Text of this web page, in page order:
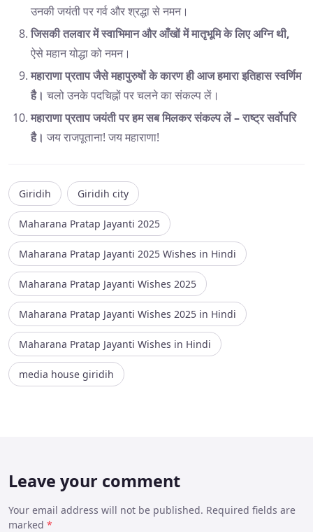
उनकी जयंती पर गर्व और श्रद्धा से नमन।
जिसकी तलवार में स्वाभिमान और आँखों में मातृभूमि के लिए अग्नि थी,
ऐसे महान योद्धा को नमन।
महाराणा प्रताप जैसे महापुरुषों के कारण ही आज हमारा इतिहास स्वर्णिम
है। चलो उनके पदचिह्नों पर चलने का संकल्प लें।
महाराणा प्रताप जयंती पर हम सब मिलकर संकल्प लें – राष्ट्र सर्वोपरि
है। जय राजपूताना! जय महाराणा!
Giridih Giridih city
Maharana Pratap Jayanti 2025
Maharana Pratap Jayanti 2025 Wishes in Hindi
Maharana Pratap Jayanti Wishes 2025
Maharana Pratap Jayanti Wishes 2025 in Hindi
Maharana Pratap Jayanti Wishes in Hindi
media house giridih
Leave your comment
Your email address will not be published. Required fields are
marked *